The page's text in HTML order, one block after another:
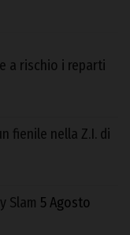
a rischio i reparti
fienile nella Z.I. di
Slam 5 Agosto